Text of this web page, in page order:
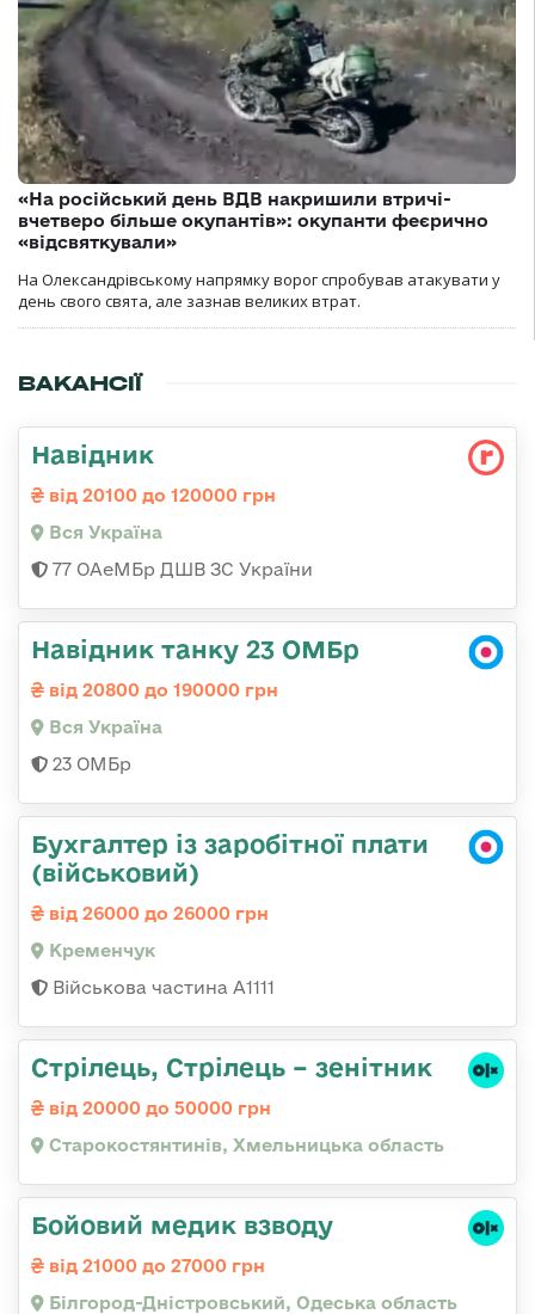
«На російський день ВДВ накришили втричі-
вчетверо більше окупантів»: окупанти феєрично
«відсвяткували»
На Олександрівському напрямку ворог спробував атакувати у
день свого свята, але зазнав великих втрат.
ВАКАНСІЇ
Навідник
від 20100 до 120000 грн
Вся Україна
77 ОАеМБр ДШВ ЗС України
Навідник танку 23 ОМБр
від 20800 до 190000 грн
Вся Україна
23 ОМБр
Бухгалтер із заробітної плати
(військовий)
від 26000 до 26000 грн
Кременчук
Військова частина А1111
Стрілець, Стрілець – зенітник
від 20000 до 50000 грн
Старокостянтинів, Хмельницька область
Бойовий медик взводу
від 21000 до 27000 грн
Білгород-Дністровський, Одеська область